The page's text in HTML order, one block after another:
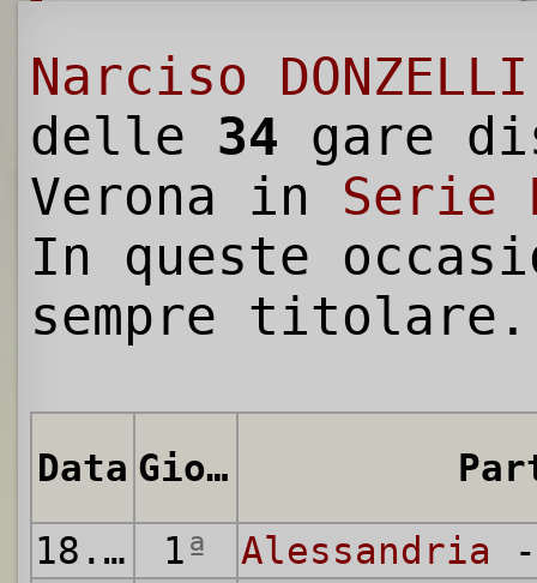
Narciso DONZELLI
delle 34 gare
Verona in Serie
In queste
sempre titolare.
Data Giornata
18.09.1955
1ª Alessandria -